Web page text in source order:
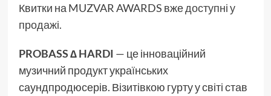
Квитки на MUZVAR AWARDS вжедоступні у
продажі.
PROBASS ∆ HARDI — це інноваційний
музичний продукт українських
саундпродюсерів. Візитівкою гурту у світі став